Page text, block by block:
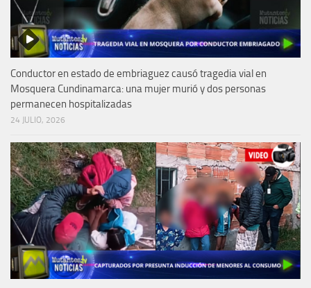
Conductor en estado de embriaguez causó tragedia vial en
Mosquera Cundinamarca: una mujer murió y dos personas
permanecen hospitalizadas
24 JULIO, 2026